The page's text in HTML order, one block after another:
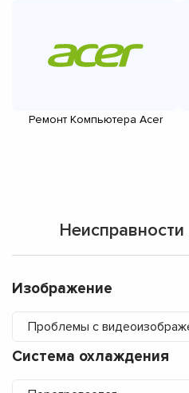
Ремонт Компьютера Acer
Изображение
Проблемы с
Система охлаждения